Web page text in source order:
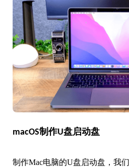
macOS制作U盘启动盘
制作Mac电脑的U盘启动盘，我